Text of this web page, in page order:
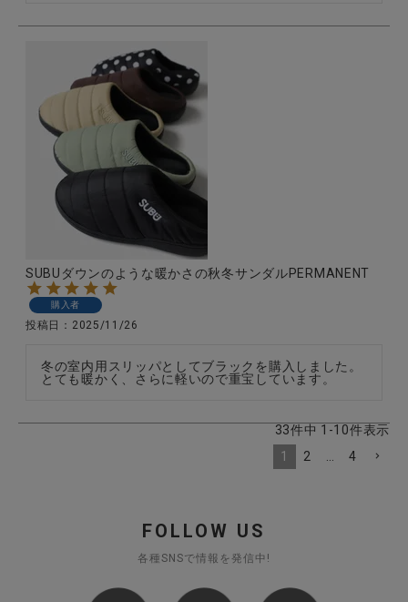
SUBUダウンのような暖かさの秋冬サンダルPERMANENT
購入者
投稿日 2025/11/26
冬の室内用スリッパとしてブラックを購入しました。
とても暖かく、さらに軽いので重宝しています。
33件中 1 -10件表示
1
2 4
FOLLOW US
各種SNSで情報を発信中!